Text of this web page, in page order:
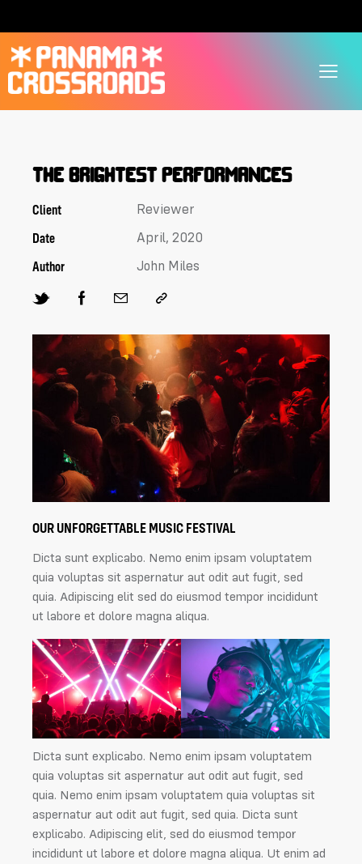
THE BRIGHTEST PERFORMANCES
OUR UNFORGETTABLE MUSIC FESTIVAL
Dicta sunt explicabo. Nemo enim ipsam voluptatem
quia voluptas sit aspernatur aut odit aut fugit, sed
quia. Adipiscing elit sed do eiusmod tempor incididunt
ut labore et dolore magna aliqua.
Dicta sunt explicabo. Nemo enim ipsam voluptatem
quia voluptas sit aspernatur aut odit aut fugit, sed
quia. Nemo enim ipsam voluptatem quia voluptas sit
aspernatur aut odit aut fugit, sed quia. Dicta sunt
explicabo. Adipiscing elit, sed do eiusmod tempor
incididunt ut labore et dolore magna aliqua. Ut enim ad
Client Reviewer
Date April, 2020
Author John Miles